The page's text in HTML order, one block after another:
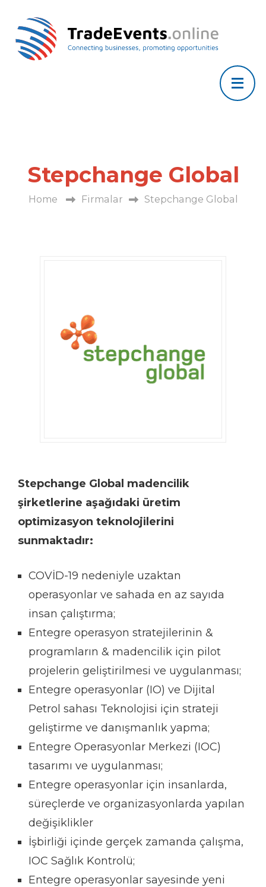
Stepchange Global
Home Firmalar Stepchange Global
Stepchange Global madencilik
şirketlerine aşağıdaki üretim
optimizasyon teknolojilerini
sunmaktadır:
COVİD-19 nedeniyle uzaktan
operasyonlar ve sahada en az sayıda
insan çalıştırma;
Entegre operasyon stratejilerinin &
programların & madencilik için pilot
projelerin geliştirilmesi ve uygulanması;
Entegre operasyonlar (IO) ve Dijital
Petrol sahası Teknolojisi için strateji
geliştirme ve danışmanlık yapma;
Entegre Operasyonlar Merkezi (IOC)
tasarımı ve uygulanması;
Entegre operasyonlar için insanlarda,
süreçlerde ve organizasyonlarda yapılan
değişiklikler
İşbirliği içinde gerçek zamanda çalışma,
IOC Sağlık Kontrolü;
Entegre operasyonlar sayesinde yeni